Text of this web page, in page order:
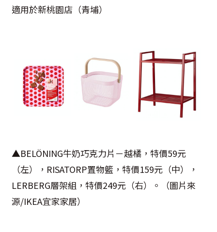
適用於新桃園店（青埔）
▲BELÖNING牛奶巧克力片－越橘，特價59元
（左）， RISATORP置物籃，特價159元（中），
LERBERG層架組，特價249元（右）。（圖片來
源/IKEA宜家家居）